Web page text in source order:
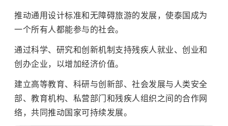
推动通用设计标准和无障碍旅游的发展，使泰国成为
一个所有人都能参与的社会。
通过科学、研究和创新机制支持残疾人就业、创业和
创办企业，以增加经济价值。
建立高等教育、科研与创新部、社会发展与人类安全
部、教育机构、私营部门和残疾人组织之间的合作网
络，共同推动国家可持续发展。